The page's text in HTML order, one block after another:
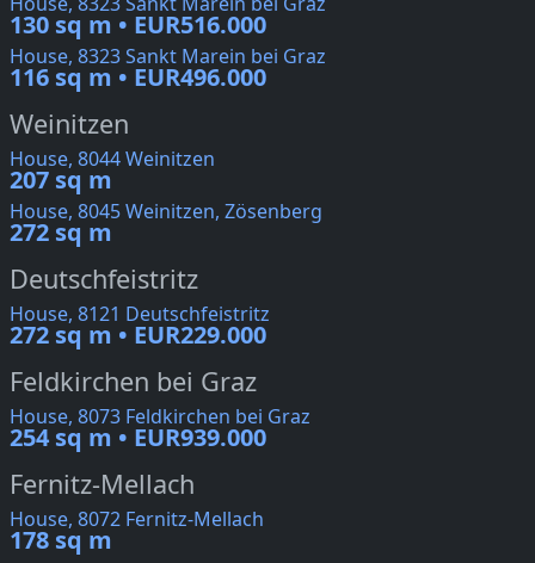
130 sq m • EUR516.000
House, 8323 Sankt Marein bei Graz
116 sq m • EUR496.000
Weinitzen
House, 8044 Weinitzen
207 sq m
House, 8045 Weinitzen, Zösenberg
272 sq m
Deutschfeistritz
House, 8121 Deutschfeistritz
272 sq m • EUR229.000
Feldkirchen bei Graz
House, 8073 Feldkirchen bei Graz
254 sq m • EUR939.000
Fernitz-Mellach
House, 8072 Fernitz-Mellach
178 sq m